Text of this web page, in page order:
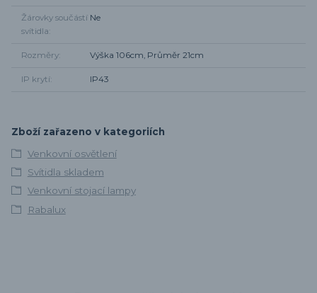
Žárovky součástí
svítidla
Ne
Rozměry Výška 106cm, Průměr 21cm
IP krytí IP43
Zboží zařazeno v kategoriích
Venkovní osvětlení
Svítidla skladem
Venkovní stojací lampy
Rabalux